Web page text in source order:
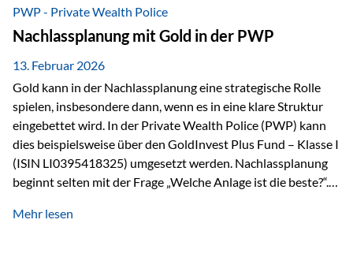
Liechtenstein eine Rolle spielen: außerhalb der EU, ohne
Euro, mit einem eigenständigen Rechts- und Finanzplatz.
Und genau an dieser Stelle setzt der 3-Zellenschutz an –…
PWP - Private Wealth Police
Nachlassplanung mit Gold in der PWP
13. Februar 2026
Gold kann in der Nachlassplanung eine strategische Rolle
spielen, insbesondere dann, wenn es in eine klare Struktur
eingebettet wird. In der Private Wealth Police (PWP) kann
dies beispielsweise über den GoldInvest Plus Fund – Klasse I
(ISIN LI0395418325) umgesetzt werden. Nachlassplanung
beginnt selten mit der Frage „Welche Anlage ist die beste?“.
was bekommen – wann – und in welcher Struktur?Und vor
Mehr lesen